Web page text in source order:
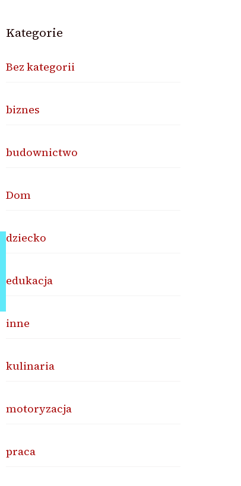
Kategorie
Bez kategorii
biznes
budownictwo
Dom
dziecko
edukacja
inne
kulinaria
motoryzacja
praca